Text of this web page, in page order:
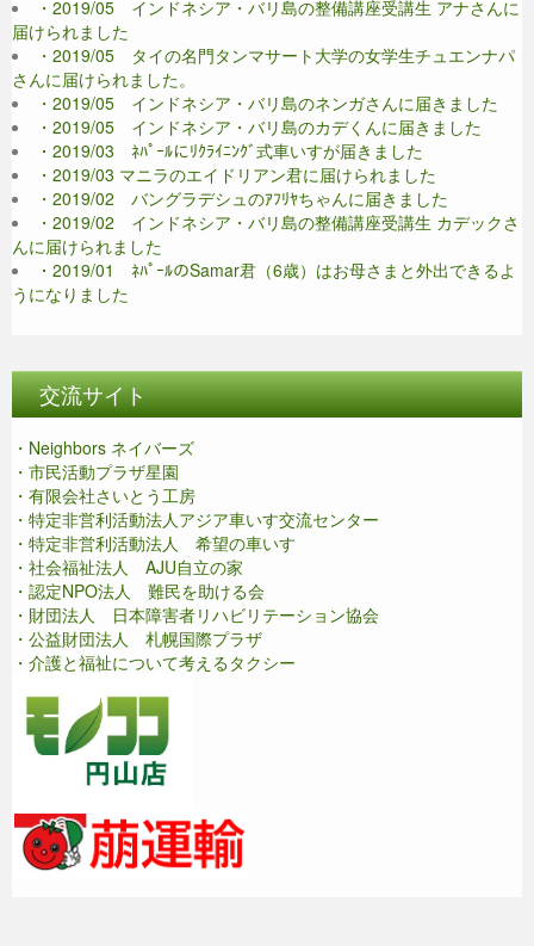
・2019/05 インドネシア・バリ島の整備講座受講生 アナさんに
届けられました
・2019/05 タイの名門タンマサート大学の女学生チュエンナパ
さんに届けられました。
・2019/05 インドネシア・バリ島のネンガさんに届きました
・2019/05 インドネシア・バリ島のカデくんに届きました
・2019/03 ﾈﾊﾟｰﾙにﾘｸﾗｲﾆﾝｸﾞ式車いすが届きました
・2019/03 マニラのエイドリアン君に届けられました
・2019/02 バングラデシュのｱﾌﾘﾔちゃんに届きました
・2019/02 インドネシア・バリ島の整備講座受講生 カデックさ
んに届けられました
・2019/01 ﾈﾊﾟｰﾙのSamar君（6歳）はお母さまと外出できるよ
うになりました
交流サイト
・Neighbors ネイバーズ
・市民活動プラザ星園
・有限会社さいとう工房
・特定非営利活動法人アジア車いす交流センター
・特定非営利活動法人 希望の車いす
・社会福祉法人 AJU自立の家
・認定NPO法人 難民を助ける会
・財団法人 日本障害者リハビリテーション協会
・公益財団法人 札幌国際プラザ
・介護と福祉について考えるタクシー